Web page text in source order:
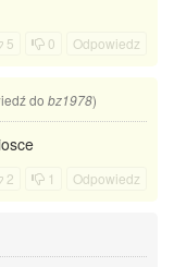
5 0 Odpowiedz
do bz1978)
2 1 Odpowiedz